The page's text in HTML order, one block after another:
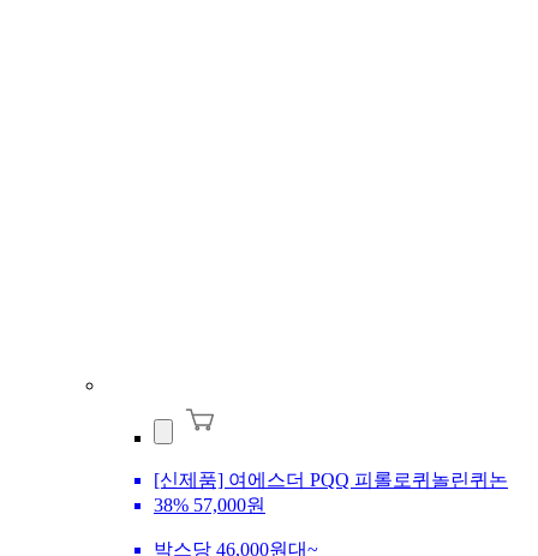
[신제품] 여에스더 PQQ 피롤로퀴놀린퀴논
38% 57,000원
박스당 46,000원대~